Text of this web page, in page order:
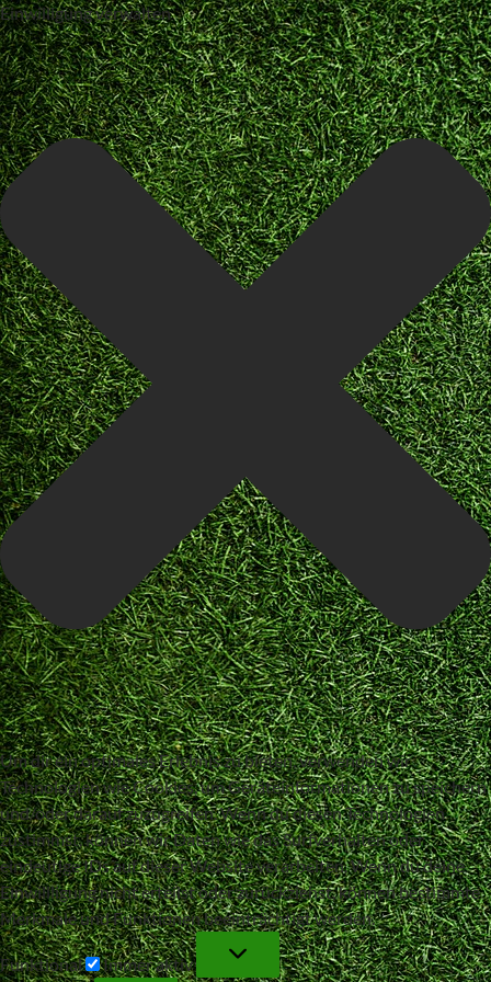
Einwilligung verwalten
Um dir ein optimales Erlebnis zu bieten, verwenden wir
Technologien wie Cookies, um Geräteinformationen zu speichern
und/oder darauf zuzugreifen. Wenn du diesen Technologien
zustimmst, können wir Daten wie das Surfverhalten oder
eindeutige IDs auf dieser Website verarbeiten. Wenn du deine
Einwillligung nicht erteilst oder zurückziehst, können bestimmte
Merkmale und Funktionen beeinträchtigt werden.
Funktional
Funktional
Immer aktiv